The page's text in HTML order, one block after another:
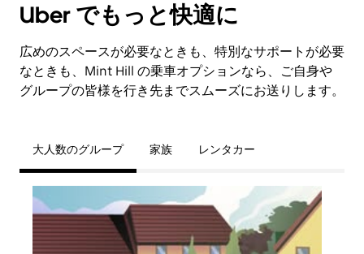
Uber でもっと快適に
広めのスペースが必要なときも、特別なサポートが必要
なときも、Mint Hill の乗車オプションなら、ご自身や
グループの皆様を行き先までスムーズにお送りします。
大人数のグループ 家族 レンタカー